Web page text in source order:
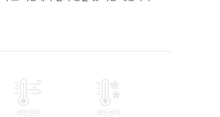
냉장센터 냉동센터